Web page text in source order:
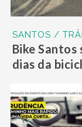
SANTOS /
Bike
dias da